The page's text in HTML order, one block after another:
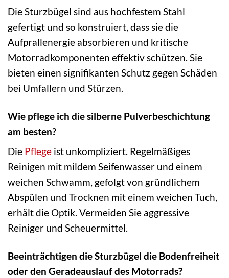
Die Sturzbügel sind aus hochfestem Stahl
gefertigt und so konstruiert, dass sie die
Aufprallenergie absorbieren und kritische
Motorradkomponenten effektiv schützen. Sie
bieten einen signifikanten Schutz gegen Schäden
bei Umfallern und Stürzen.
Wie pflege ich die silberne Pulverbeschichtung
am besten?
Die Pflege ist unkompliziert. Regelmäßiges
Reinigen mit mildem Seifenwasser und einem
weichen Schwamm, gefolgt von gründlichem
Abspülen und Trocknen mit einem weichen Tuch,
erhält die Optik. Vermeiden Sie aggressive
Reiniger und Scheuermittel.
Beeinträchtigen die Sturzbügel die Bodenfreiheit
oder den Geradeauslauf des Motorrads?